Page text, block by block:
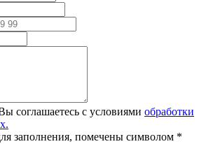
соглашаетесь с условиями обработки
заполнения, помечены символом *